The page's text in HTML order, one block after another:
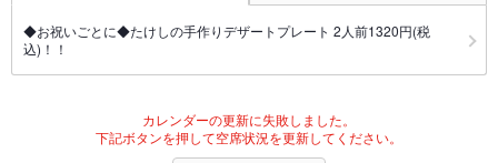
◆お祝いごとに◆たけしの手作りデザートプレート 2人前1320円(税
込)！！
カレンダーの更新に失敗しました。
下記ボタンを押して空席状況を更新してください。